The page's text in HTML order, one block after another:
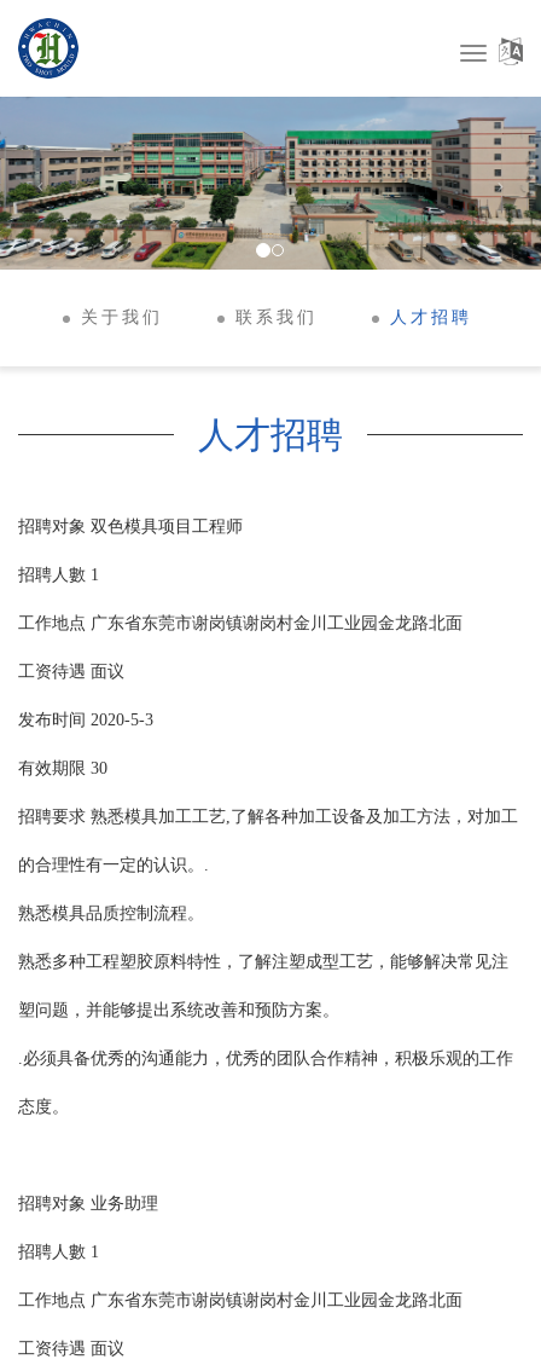
Toggle
关于我们 联系我们 人才招聘
人才招聘
招聘对象 双色模具项目工程师
招聘人數 1
工作地点 广东省东莞市谢岗镇谢岗村金川工业园金龙路北面
工资待遇 面议
发布时间 2020-5-3
有效期限 30
招聘要求 熟悉模具加工工艺,了解各种加工设备及加工方法，对加工
的合理性有一定的认识。.
熟悉模具品质控制流程。
熟悉多种工程塑胶原料特性，了解注塑成型工艺，能够解决常见注
塑问题，并能够提出系统改善和预防方案。
.必须具备优秀的沟通能力，优秀的团队合作精神，积极乐观的工作
态度。
招聘对象 业务助理
招聘人數 1
工作地点 广东省东莞市谢岗镇谢岗村金川工业园金龙路北面
工资待遇 面议